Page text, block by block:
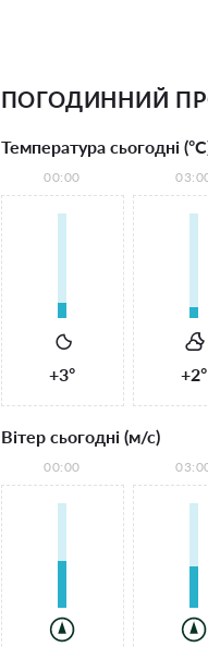
ПОГОДИННИЙ
Температура сьогодні
00:00
+3° +2°
Вітер сьогодні (м/с)
00:00